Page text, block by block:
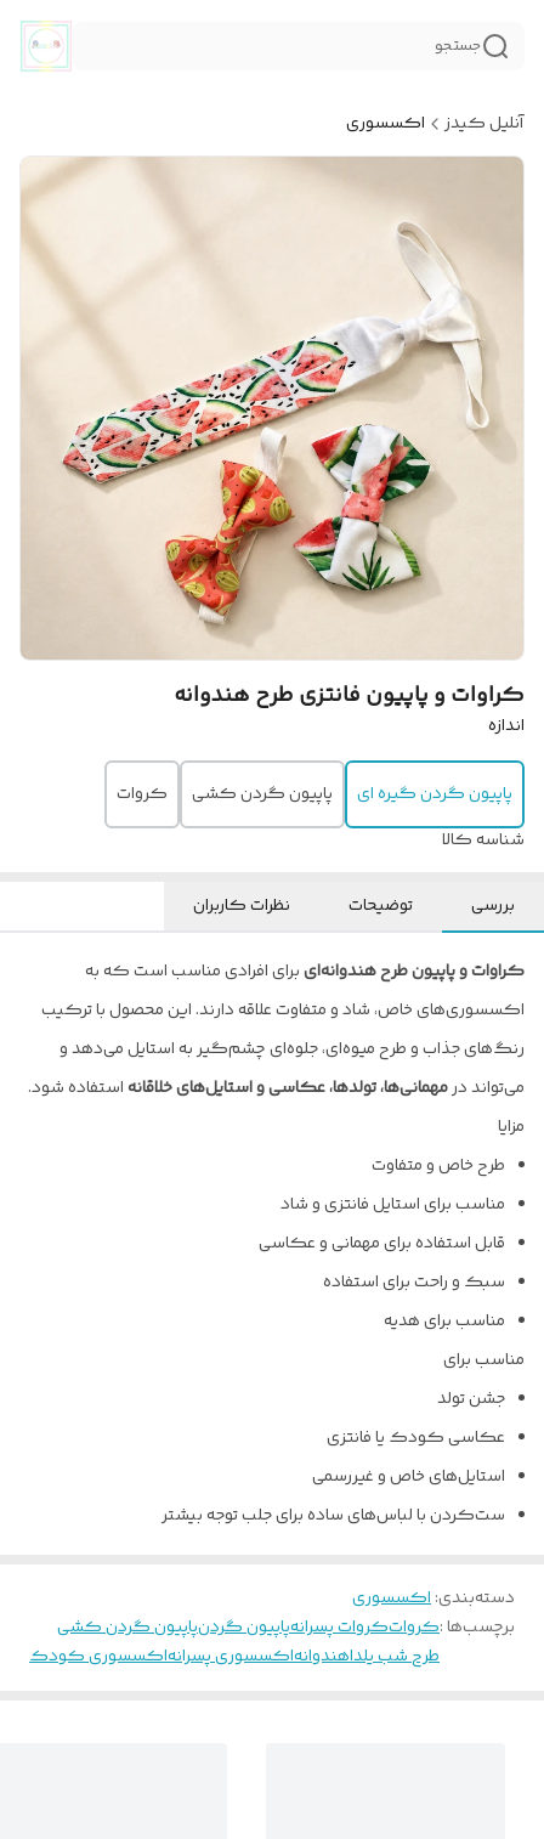
جستجو
آنلیل کیدز اکسسوری
کراوات و پاپیون فانتزی طرح هندوانه
اندازه
پاپیون گردن گیره ای پاپیون گردن کشی
کروات
شناسه کالا
بررسی توضیحات نظرات کاربران
کراوات و پاپیون طرح هندوانه‌ایبرای افرادی مناسب است که به
اکسسوری‌های خاص، شاد و متفاوت علاقه دارند. این محصول با ترکیب
رنگ‌های جذاب و طرح میوه‌ای، جلوه‌ای چشم‌گیر به استایل می‌دهد و
می‌تواند درمهمانی‌ها، تولدها، عکاسی و استایل‌های خلاقانه استفاده شود.
مزایا
طرح خاص و متفاوت
مناسب برای استایل فانتزی و شاد
قابل استفاده برای مهمانی و عکاسی
سبک و راحت برای استفاده
مناسب برای هدیه
مناسب برای
جشن تولد
عکاسی کودک یا فانتزی
استایل‌های خاص و غیررسمی
ست‌کردن با لباس‌های ساده برای جلب توجه بیشتر
دسته‌بندی:اکسسوری
برچسب‌ها :کرواتکروات پسرانهپاپیون گردنپاپیون گردن کشی
طرح شب یلداهندوانهاکسسوری پسرانهاکسسوری کودک